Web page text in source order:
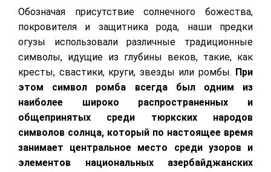
Обозначая присутствие солнечного божества,
покровителя и защитника рода, наши предки
огузы использовали различные традиционные
символы, идущие из глубины веков, такие, как
кресты, свастики, круги, звезды или ромбы. При
этом символ ромба всегда был одним из
наиболее широко распространенных и
общепринятых среди тюркских народов
символов солнца, который по настоящее время
занимает центральное место среди узоров и
элементов национальных азербайджанских